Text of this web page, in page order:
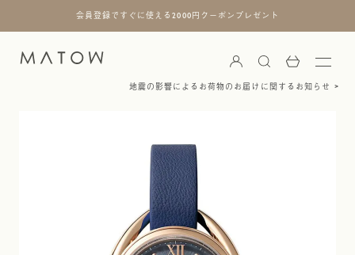
会員登録ですぐに使える2000円クーポンプレゼント
地震の影響によるお荷物のお届けに関するお知らせ